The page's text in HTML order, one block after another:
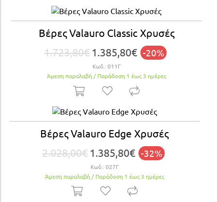
Βέρες Valauro Classic Χρυσές
1.723,80€ 1.385,80€ -20%
Κωδ.: 011Γ
Άμεση παραλαβή / Παράδoση 1 έως 3 ημέρες
Βέρες Valauro Edge Xρυσές
2.028,00€ 1.385,80€ -32%
Κωδ.: 027Γ
Άμεση παραλαβή / Παράδoση 1 έως 3 ημέρες